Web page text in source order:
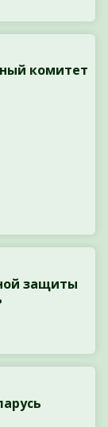
комитет
защиты